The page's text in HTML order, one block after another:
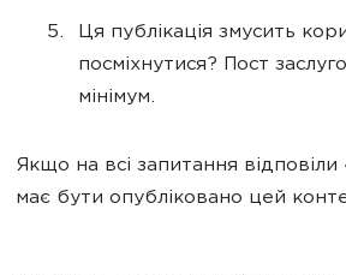
Ця публікація змусить
посміхнутися? Пост
мінімум.
Якщо на всі запитання відповіли
має бути опубліковано цей